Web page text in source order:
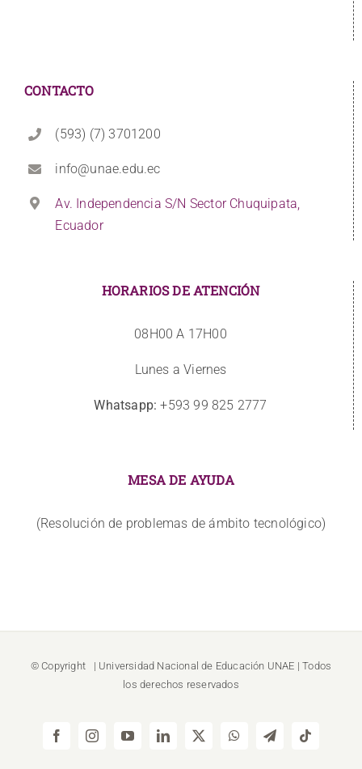
CONTACTO
(593) (7) 3701200
info@unae.edu.ec
Av. Independencia S/N Sector Chuquipata,
Ecuador
HORARIOS DE ATENCIÓN
08H00 A 17H00
Lunes a Viernes
Whatsapp: +593 99 825 2777
MESA DE AYUDA
(Resolución de problemas de ámbito tecnológico)
© Copyright | Universidad Nacional de Educación UNAE | Todos
los derechos reservados
FacebookInstagramYouTubeLinkedIn
X WhatsAppTelegramTiktok